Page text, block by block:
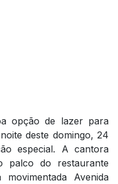
opção de lazer para
deste domingo, 24
especial. A cantora
palco do restaurante
Avenida